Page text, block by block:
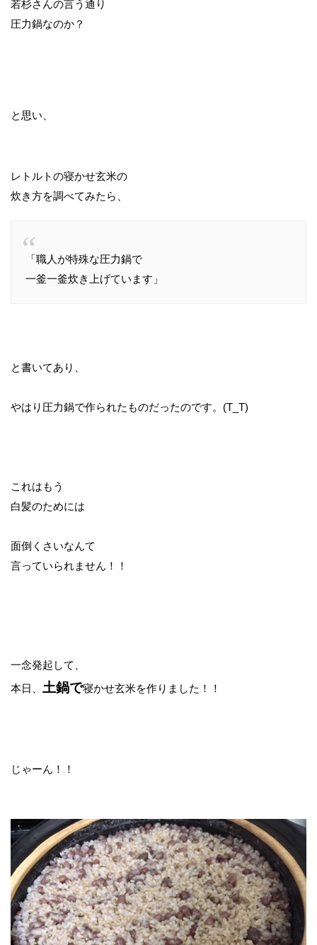
若杉さんの言う通り
圧力鍋なのか？
と思い、
レトルトの寝かせ玄米の
炊き方を調べてみたら、
「職人が特殊な圧力鍋で
一釜一釜炊き上げています」
と書いてあり、
やはり圧力鍋で作られたものだったのです。(T_T)
これはもう
白髪のためには
面倒くさいなんて
言っていられません！！
一念発起して、
本日、 土鍋で寝かせ玄米を作りました！！
じゃーん！！